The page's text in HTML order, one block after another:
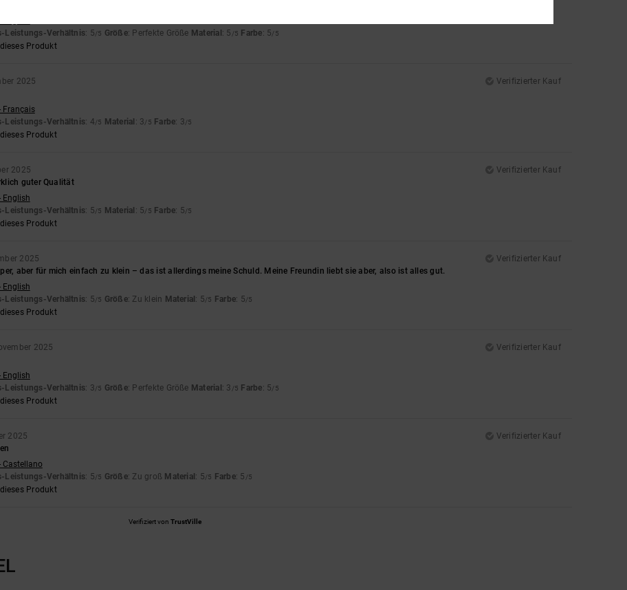
Leistungs-Verhältnis: 5/5 Größe: Perfekte Größe Material : 5 /5 Farbe: 5/5
Produkt
2025
Verifizierter Kauf
Français
Leistungs-Verhältnis: 4/5 Material : 3/5 Farbe: 3/5
Produkt
2025
Verifizierter Kauf
guter Qualität
English
Leistungs-Verhältnis: 5/5 Material : 5/5 Farbe: 5/5
Produkt
2025
Verifizierter Kauf
aber für mich einfach zu klein – das ist allerdings meine Schuld. Meine Freundin liebt sie aber, also ist alles gut.
English
Leistungs-Verhältnis: 5/5 Größe: Zu klein Material : 5/5 Farbe: 5/5
Produkt
2025
Verifizierter Kauf
English
Leistungs-Verhältnis: 3/5 Größe: Perfekte Größe Material : 3 /5 Farbe: 5/5
Produkt
2025
Verifizierter Kauf
Castellano
Leistungs-Verhältnis: 5/5 Größe: Zu groß Material : 5/5 Farbe: 5 /5
Produkt
Verifiziert von TrustVille